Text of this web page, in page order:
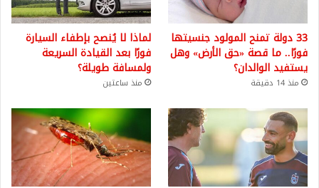
33 دولة تمنح المولود جنسيتها
فورًا.. ما قصة «حق الأرض» وهل
يستفيد الوالدان؟
منذ 14 دقيقة
لماذا لا يُنصح بإطفاء السيارة
فورًا بعد القيادة السريعة
ولمسافة طويلة؟
منذ ساعتين